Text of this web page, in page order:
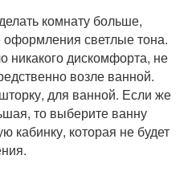
комнату больше,
светлые тона.
никакого дискомфорта, не
возле ванной.
для ванной. Если же
то выберите ванну
которая не будет